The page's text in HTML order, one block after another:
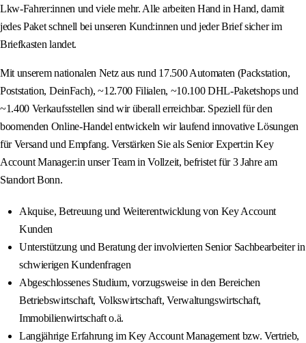
Lkw-Fahrer:innen und viele mehr. Alle arbeiten Hand in Hand, damit
jedes Paket schnell bei unseren Kund:innen und jeder Brief sicher im
Briefkasten landet.
Mit unserem nationalen Netz aus rund 17.500 Automaten (Packstation,
Poststation, DeinFach), ~12.700 Filialen, ~10.100 DHL-Paketshops und
~1.400 Verkaufsstellen sind wir überall erreichbar. Speziell für den
boomenden Online-Handel entwickeln wir laufend innovative Lösungen
für Versand und Empfang. Verstärken Sie als Senior Expert:in Key
Account Manager:in unser Team in Vollzeit, befristet für 3 Jahre am
Standort Bonn.
Akquise, Betreuung und Weiterentwicklung von Key Account
Kunden
Unterstützung und Beratung der involvierten Senior Sachbearbeiter in
schwierigen Kundenfragen
Abgeschlossenes Studium, vorzugsweise in den Bereichen
Betriebswirtschaft, Volkswirtschaft, Verwaltungswirtschaft,
Immobilienwirtschaft o.ä.
Langjährige Erfahrung im Key Account Management bzw. Vertrieb,